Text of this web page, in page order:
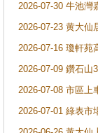
2026-07-30 牛池灣
2026-07-23 黄大仙
2026-07-16 瓊軒苑
2026-07-09 鑽石山
2026-07-08 市區上
2026-07-01 綠表市